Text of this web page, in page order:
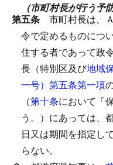
（市町村長が行う予
第五条 市町村長は、
令で定めるものにつ
住する者であって政
長（特別区及び地域
一号）第五条第一項
（第十条において「
う。）にあっては、
日又は期間を指定し
らない。